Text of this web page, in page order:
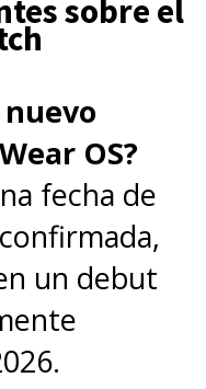
sobre el
OS?
fecha de
un debut